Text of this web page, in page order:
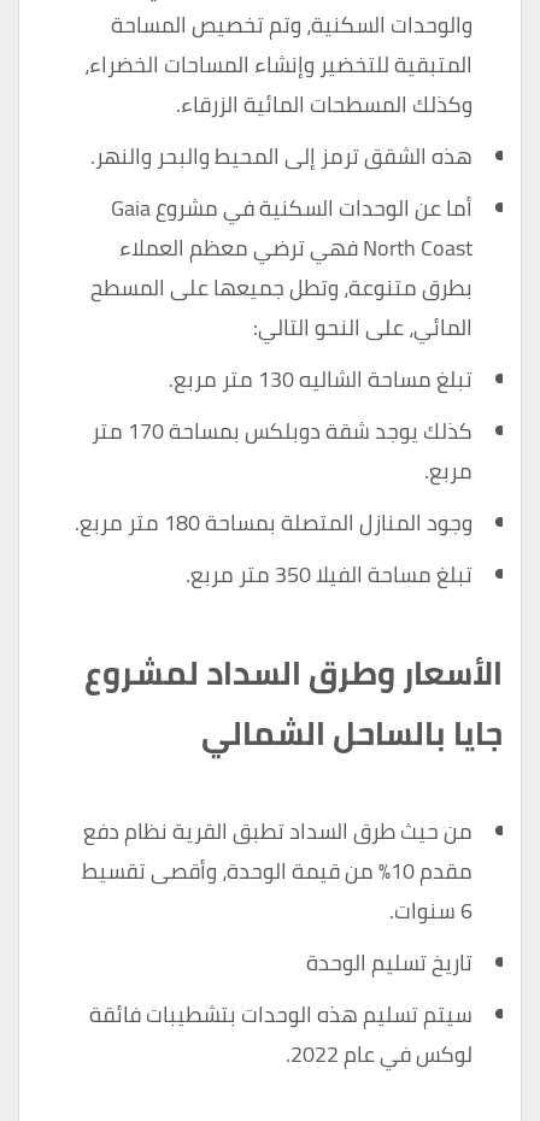
والوحدات السكنية، وتم تخصيص المساحة
المتبقية للتخضير وإنشاء المساحات الخضراء،
وكذلك المسطحات المائية الزرقاء.
هذه الشقق ترمز إلى المحيط والبحر والنهر.
أما عن الوحدات السكنية في مشروع Gaia
North Coast فهي ترضي معظم العملاء
بطرق متنوعة، وتطل جميعها على المسطح
المائي، على النحو التالي:
تبلغ مساحة الشاليه 130 متر مربع.
كذلك يوجد شقة دوبلكس بمساحة 170 متر
مربع.
وجود المنازل المتصلة بمساحة 180 متر مربع.
تبلغ مساحة الفيلا 350 متر مربع.
الأسعار وطرق السداد لمشروع
جايا بالساحل الشمالي
من حيث طرق السداد تطبق القرية نظام دفع
مقدم 10٪ من قيمة الوحدة، وأقصى تقسيط
6 سنوات.
تاريخ تسليم الوحدة
سيتم تسليم هذه الوحدات بتشطيبات فائقة
لوكس في عام 2022.